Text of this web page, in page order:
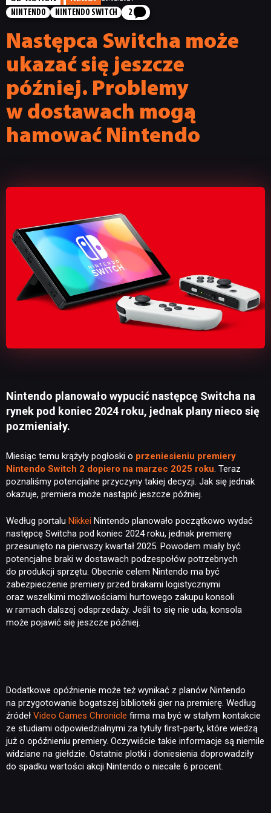
NINTENDO
NINTENDO SWITCH 2
Następca Switcha może
ukazać się jeszcze
później. Problemy
w dostawach mogą
hamować Nintendo
Nintendo planowało wypucić następcę Switcha na
rynek pod koniec 2024 roku, jednak plany nieco się
pozmieniały.
Miesiąc temu krążyły pogłoski o przeniesieniu premiery
Nintendo Switch 2 dopiero na marzec 2025 roku. Teraz
poznaliśmy potencjalne przyczyny takiej decyzji. Jak się jednak
okazuje, premiera może nastąpić jeszcze później.
Według portalu Nikkei Nintendo planowało początkowo wydać
następcę Switcha pod koniec 2024 roku, jednak premierę
przesunięto na pierwszy kwartał 2025. Powodem miały być
potencjalne braki w dostawach podzespołów potrzebnych
do produkcji sprzętu. Obecnie celem Nintendo ma być
zabezpieczenie premiery przed brakami logistycznymi
oraz wszelkimi możliwościami hurtowego zakupu konsoli
w ramach dalszej odsprzedaży. Jeśli to się nie uda, konsola
może pojawić się jeszcze później.
Dodatkowe opóźnienie może też wynikać z planów Nintendo
na przygotowanie bogatszej biblioteki gier na premierę. Według
źródeł Video Games Chronicle firma ma być w stałym kontakcie
ze studiami odpowiedzialnymi za tytuły first-party, które wiedzą
już o opóźnieniu premiery. Oczywiście takie informacje są niemile
widziane na giełdzie. Ostatnie plotki i doniesienia doprowadziły
do spadku wartości akcji Nintendo o niecałe 6 procent.